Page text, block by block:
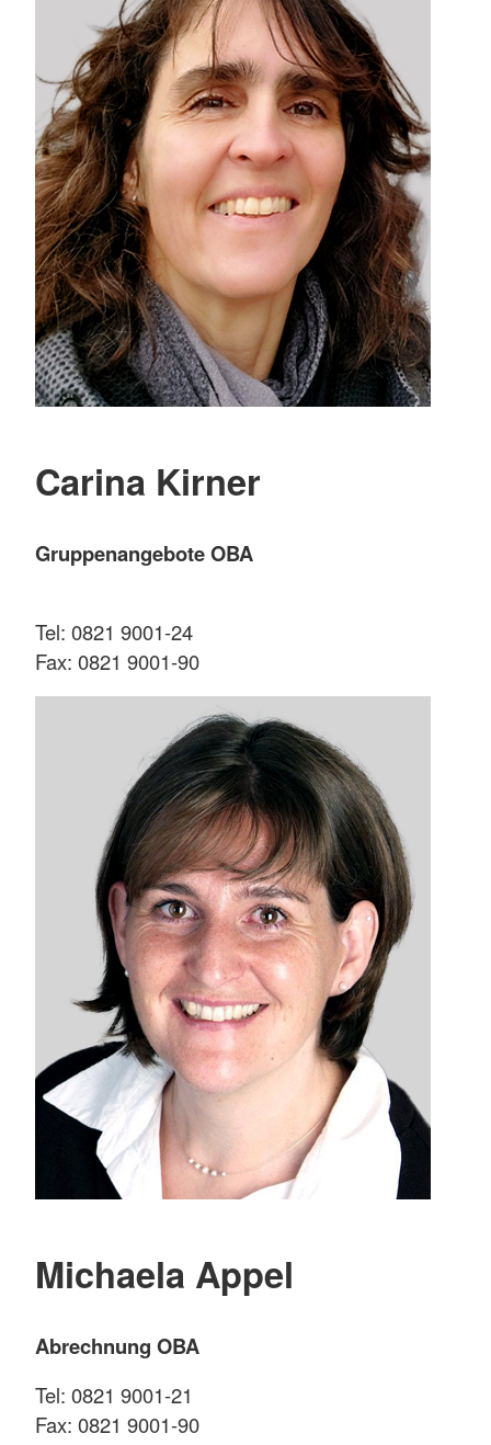
Carina Kirner
Gruppenangebote OBA
Tel: 0821 9001-24
Fax: 0821 9001-90
Michaela Appel
Abrechnung OBA
Tel: 0821 9001-21
Fax: 0821 9001-90